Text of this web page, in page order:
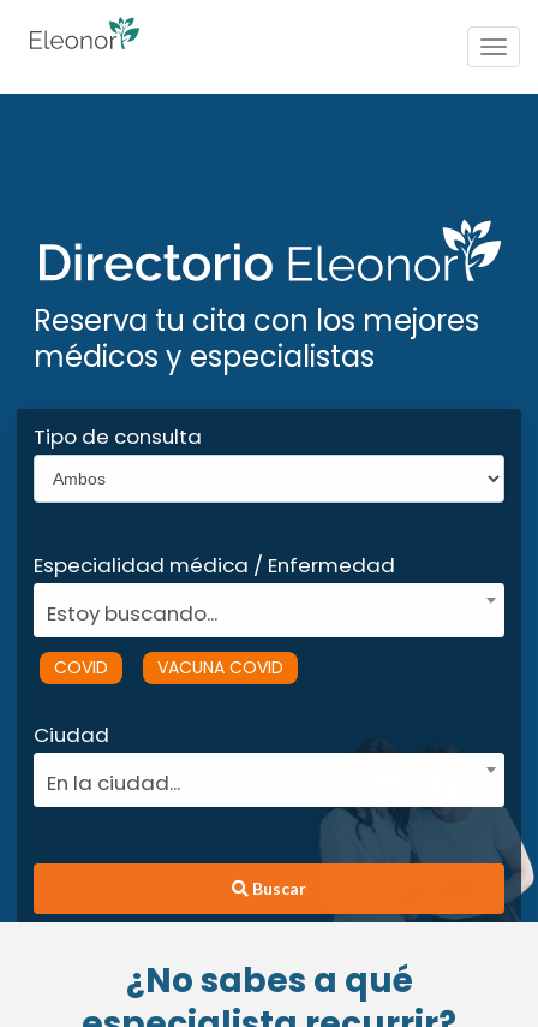
Reserva tu cita con los mejores
médicos y especialistas
Tipo de consulta
Especialidad médica / Enfermedad
Estoy buscando...
COVID VACUNA COVID
Ciudad
En la ciudad...
Buscar
¿No sabes a qué